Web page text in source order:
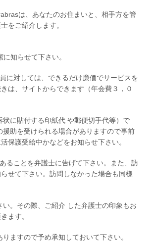
は、あなたのお住まいと、相手方を管
をご紹介します。
知らせて下さい。
に対しては、できるだけ廉価でサービスを
は、サイトからできます（年会費３，０
に貼付する印紙代 や郵便切手代等）で
助を受けられる場合がありますので事前
保護受給中かなどをお知らせ下さい。
ることを弁護士に告げて下さい。また、訪
せて下さい。訪問しなかった場合も同様
。その際、ご紹介 した弁護士の印象もお
ます。
ますので予め承知しておいて下さい。